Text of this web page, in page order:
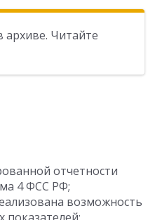
архиве. Читайте
отчетности
4 ФСС РФ;
возможность